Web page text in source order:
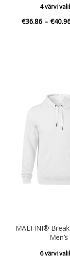
4 värvi
€36.86 – €
MALFINI® Break
Men’s
6 värvi